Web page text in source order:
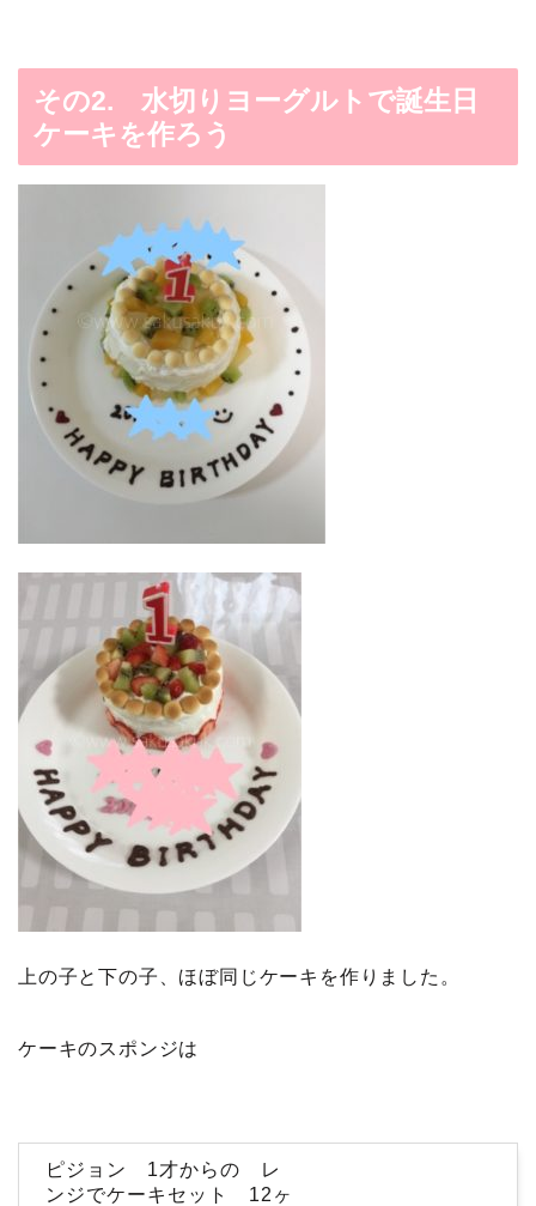
その2. 水切りヨーグルトで誕生日
ケーキを作ろう
上の子と下の子、ほぼ同じケーキを作りました。
ケーキのスポンジは
ピジョン 1才からの レ
ンジでケーキセット 12ヶ